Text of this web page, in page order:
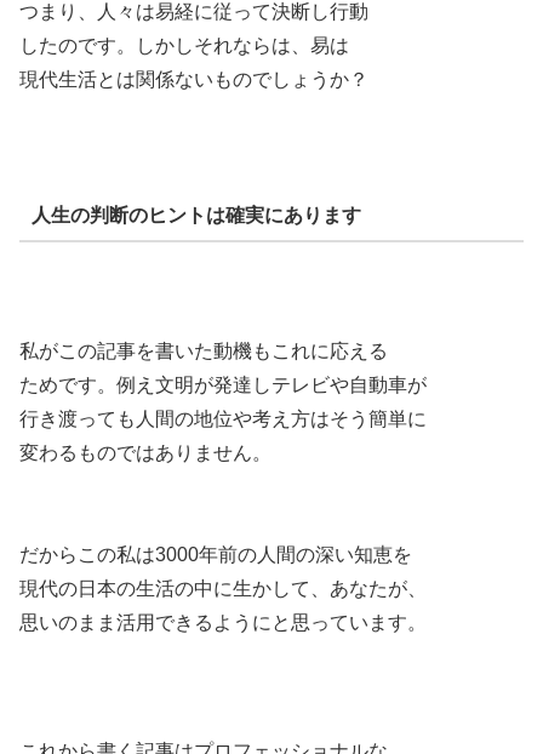
つまり、人々は易経に従って決断し行動
したのです。しかしそれならは、易は
現代生活とは関係ないものでしょうか？
人生の判断のヒントは確実にあります
私がこの記事を書いた動機もこれに応える
ためです。例え文明が発達しテレビや自動車が
行き渡っても人間の地位や考え方はそう簡単に
変わるものではありません。
だからこの私は3000年前の人間の深い知恵を
現代の日本の生活の中に生かして、あなたが、
思いのまま活用できるようにと思っています。